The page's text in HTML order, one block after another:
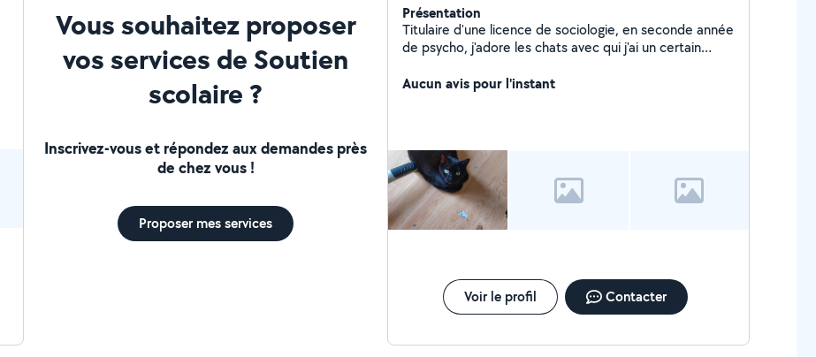
Vous souhaitez proposer
vos services de Soutien
scolaire ?
Inscrivez-vous et répondez aux demandes près
de chez vous !
Proposer mes services
Présentation
Titulaire d'une licence de sociologie, en seconde année
de psycho, j'adore les chats avec qui j'ai un certain
devoirs, du sport, j'écris et joue aux jeux vidéos.
Aucun avis pour l'instant
Voir le profil Contacter